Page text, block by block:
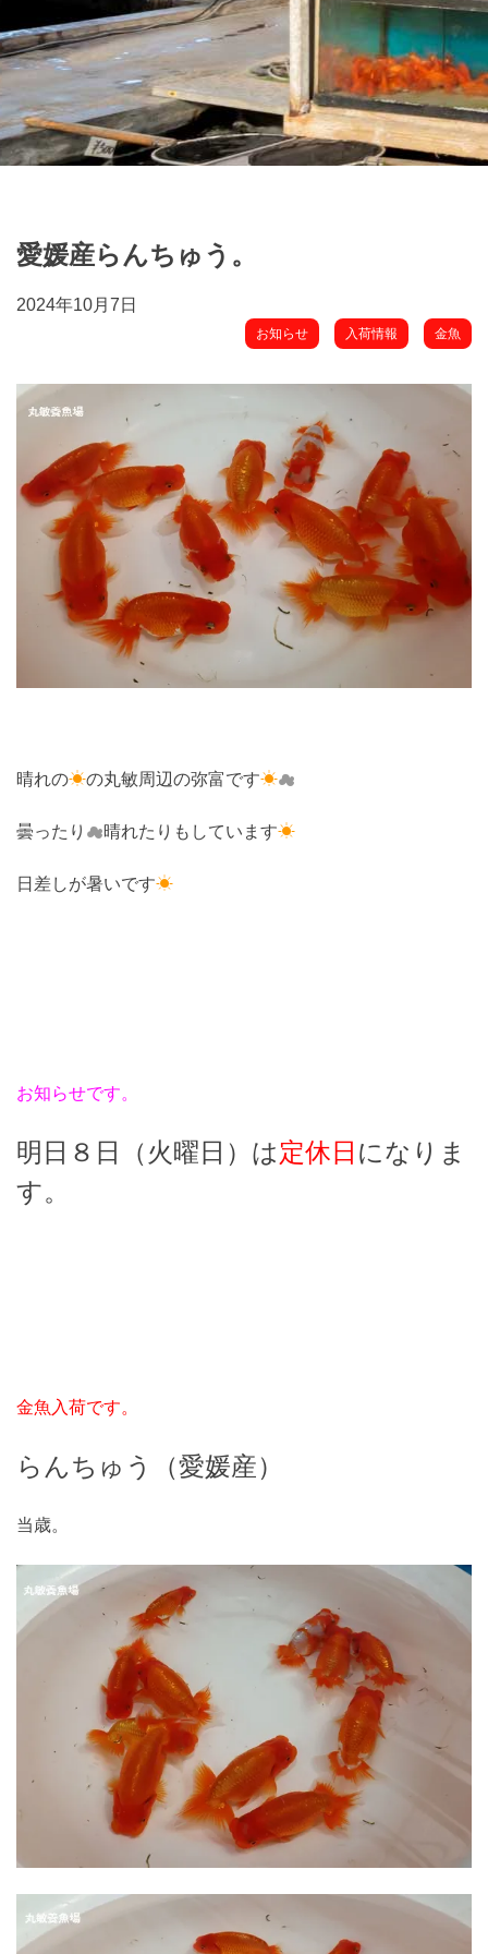
愛媛産らんちゅう。
2024年10月7日
お知らせ 入荷情報 金魚
晴れの☀の丸敏周辺の弥富です☀☁
曇ったり ☁晴れたりもしています☀
日差しが暑いです☀
お知らせです。
明日８日（火曜日）は定休日 になりま
す。
金魚入荷です。
らんちゅう（愛媛産）
当歳。